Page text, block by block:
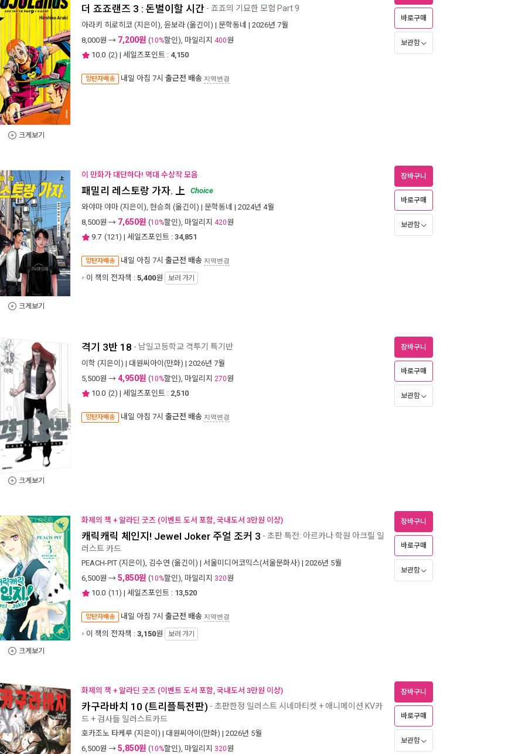
크게보기
더 죠죠랜즈 3 : 돈벌이할 시간 - 죠죠의 기묘한 모험 Part 9
아라키 히로히코 (지은이), 윤보라 (옮긴이) | 문학동네 | 2026년 7월
8,000원 → 7,200원 (10%할인), 마일리지 400원
10.0 (2) | 세일즈포인트 : 4,150
양탄자배송 내일 아침 7시 출근전 배송 지역변경
바로구매
보관함
크게보기
이 만화가 대단하다! 역대 수상작 모음
패밀리 레스토랑 가자. 上 Choice
와야마 야마 (지은이), 현승희 (옮긴이) | 문학동네 | 2024년 4월
8,500원 → 7,650원 (10%할인), 마일리지 420원
9.7 (121) | 세일즈포인트 : 34,851
양탄자배송 내일 아침 7시 출근전 배송 지역변경
이 책의 전자책 : 5,400원 보러 가기
장바구니
바로구매
보관함
크게보기
격기 3반 18 - 남일고등학교 격투기 특기반
이학 (지은이) | 대원씨아이(만화) | 2026년 7월
5,500원 → 4,950원 (10%할인), 마일리지 270원
10.0 (2) | 세일즈포인트 : 2,510
양탄자배송 내일 아침 7시 출근전 배송 지역변경
장바구니
바로구매
보관함
크게보기
화제의 책 + 알라딘 굿즈 (이벤트 도서 포함, 국내도서 3만원 이상)
캐릭캐릭 체인지! Jewel Joker 주얼 조커 3 - 초판 특전: 아르카나 학원 아크릴 일
러스트 카드
PEACH-PIT (지은이), 김수연 (옮긴이) | 서울미디어코믹스(서울문화사) | 2026년 5월
6,500원 → 5,850원 (10%할인), 마일리지 320원
10.0 (11) | 세일즈포인트 : 13,520
양탄자배송 내일 아침 7시 출근전 배송 지역변경
이 책의 전자책 : 3,150원 보러 가기
장바구니
바로구매
보관함
화제의 책 + 알라딘 굿즈 (이벤트 도서 포함, 국내도서 3만원 이상)
카구라바치 10 (트리플특전판) - 초판한정 일러스트 시네마티켓 + 애니메이션 KV카
드 + 검사들 일러스트카드
호카조노 타케루 (지은이) | 대원씨아이(만화) | 2026년 5월
6,500원 → 5,850원 (10%할인), 마일리지 320원
장바구니
바로구매
보관함